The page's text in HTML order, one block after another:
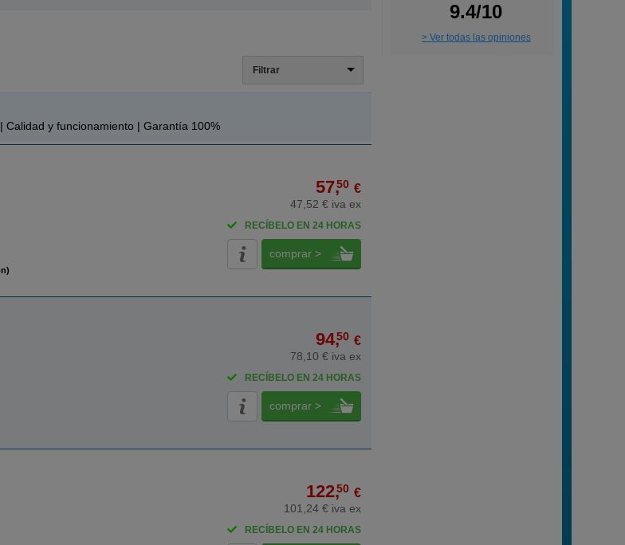
9.4/10
> Ver todas las opiniones
Filtrar
| Calidad y funcionamiento | Garantía 100%
57,50 €
47,52 € iva ex
RECÍBELO EN 24 HORAS
comprar >
94,50 €
78,10 € iva ex
RECÍBELO EN 24 HORAS
comprar >
122,50 €
101,24 € iva ex
RECÍBELO EN 24 HORAS